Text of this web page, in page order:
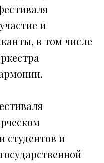
и
в том числе
студентов и